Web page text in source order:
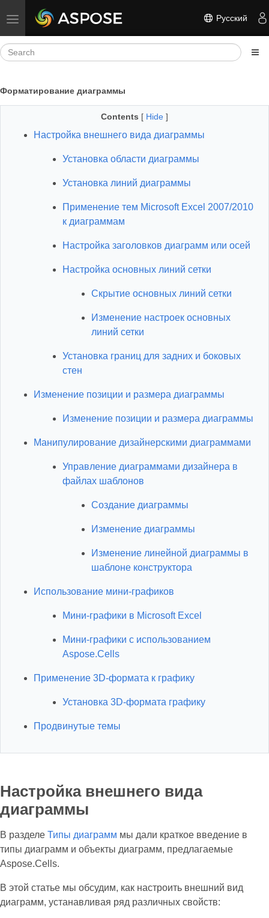
Toggle navigation Русский
Форматирование диаграммы
Contents [ Hide ]
Настройка внешнего вида диаграммы
Установка области диаграммы
Установка линий диаграммы
Применение тем Microsoft Excel 2007/2010
к диаграммам
Настройка заголовков диаграмм или осей
Настройка основных линий сетки
Скрытие основных линий сетки
Изменение настроек основных
линий сетки
Установка границ для задних и боковых
стен
Изменение позиции и размера диаграммы
Изменение позиции и размера диаграммы
Манипулирование дизайнерскими диаграммами
Управление диаграммами дизайнера в
файлах шаблонов
Создание диаграммы
Изменение диаграммы
Изменение линейной диаграммы в
шаблоне конструктора
Использование мини-графиков
Мини-графики в Microsoft Excel
Мини-графики с использованием
Aspose.Cells
Применение 3D-формата к графику
Установка 3D-формата графику
Продвинутые темы
Настройка внешнего вида
диаграммы
В разделе Типы диаграмм мы дали краткое введение в
типы диаграмм и объекты диаграмм, предлагаемые
Aspose.Cells.
В этой статье мы обсудим, как настроить внешний вид
диаграмм, устанавливая ряд различных свойств: